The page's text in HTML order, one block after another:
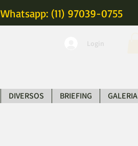
Whatsapp: (11) 97039-0755
Login
DIVERSOS BRIEFING GALERIA